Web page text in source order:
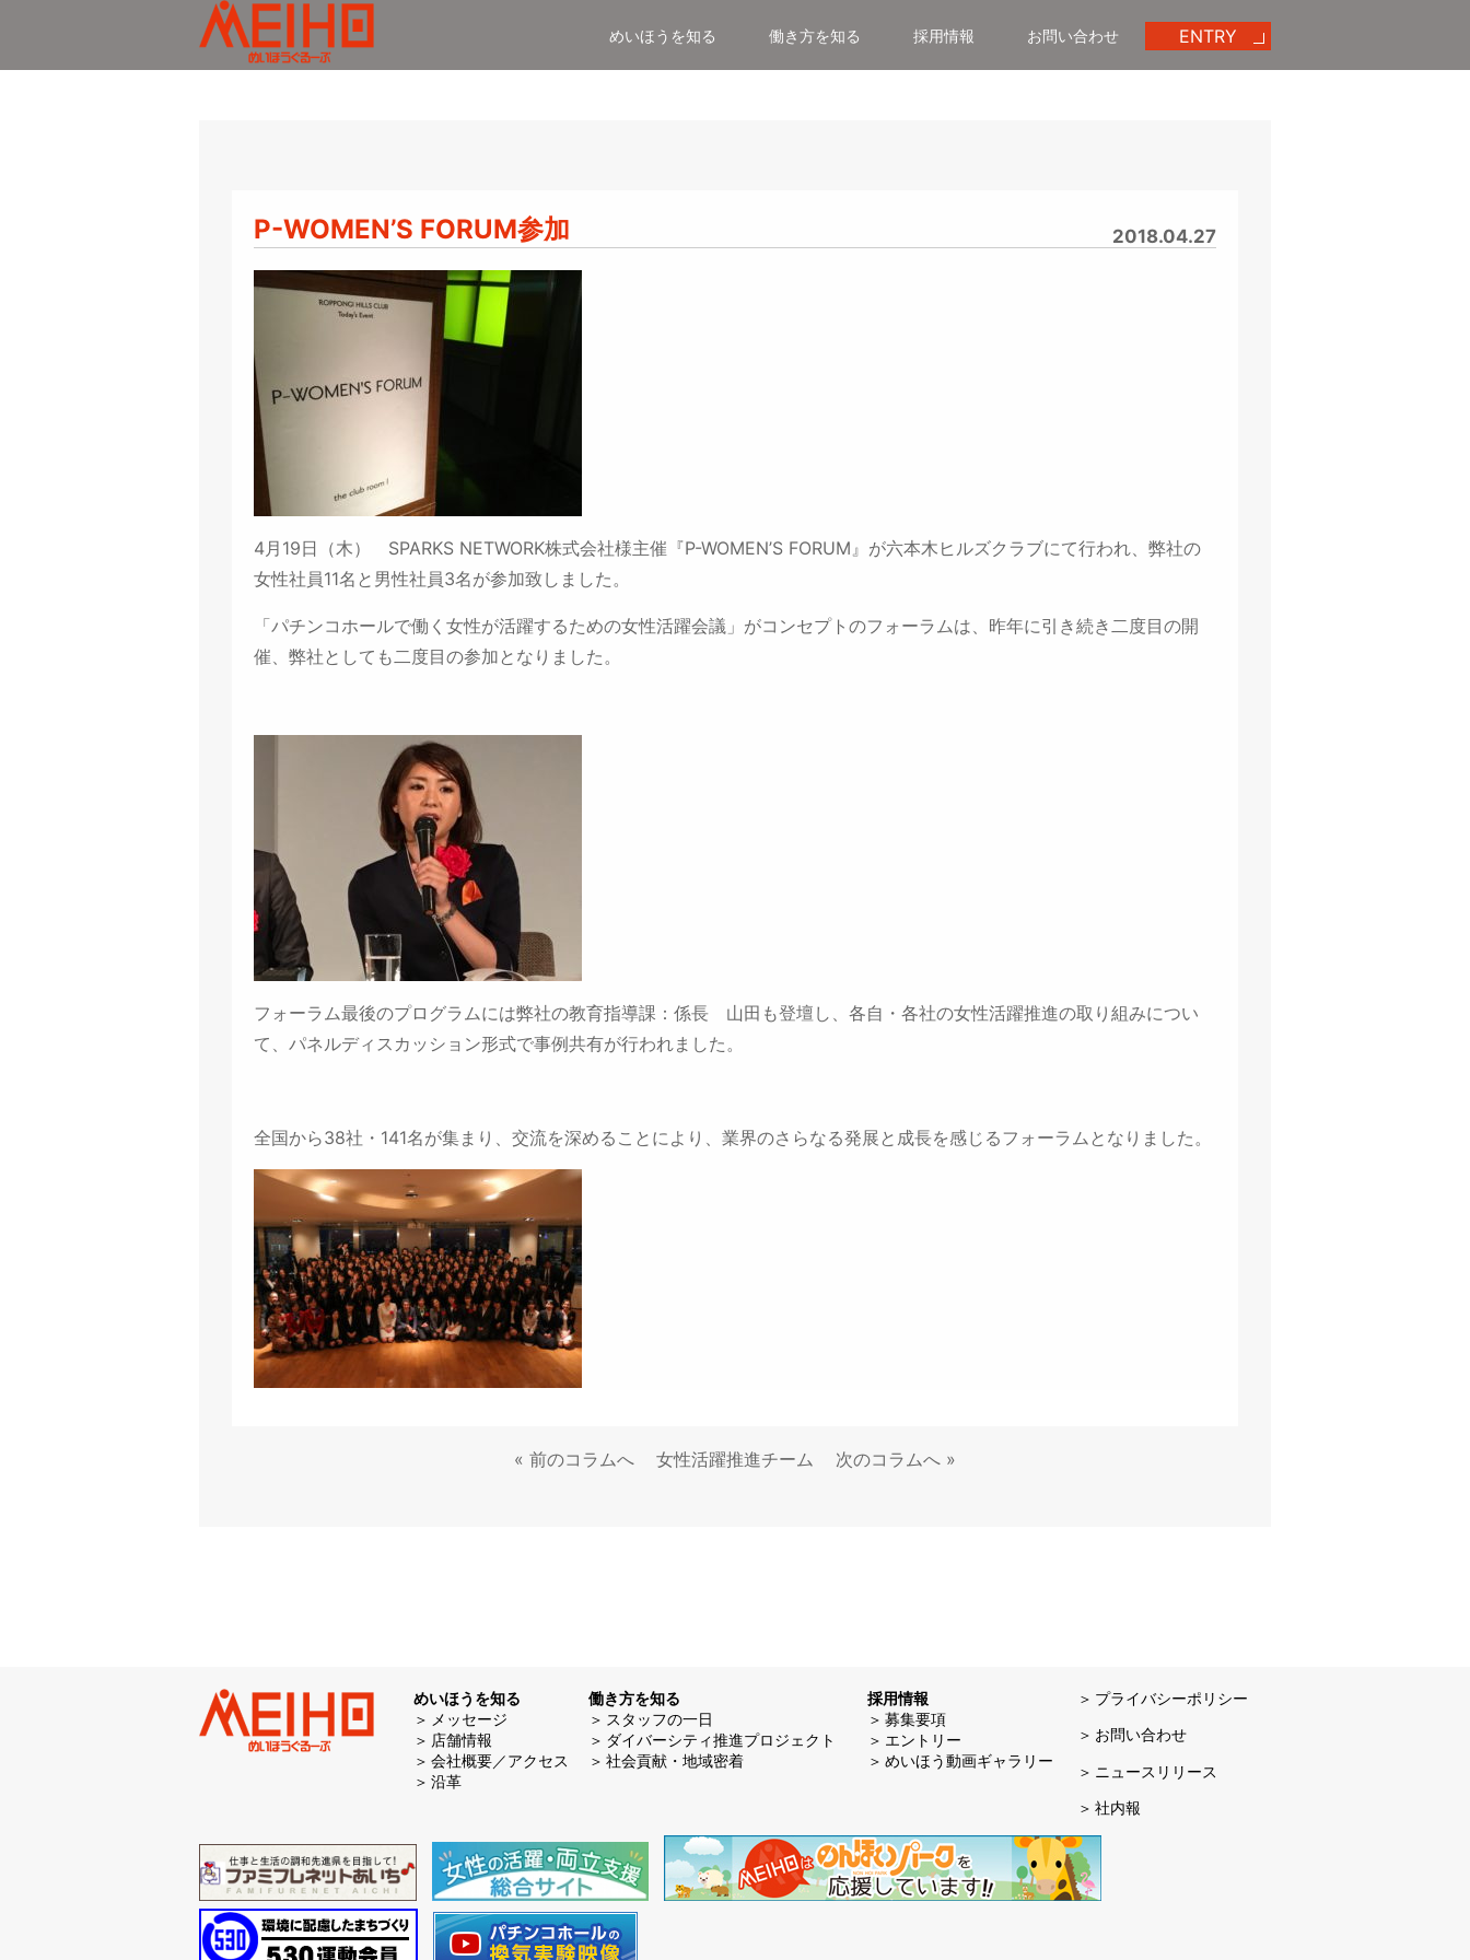
ENTRY
めいほうを知る 働き方を知る 採用情報 お問い合わせ
2018.04.27
P-WOMEN’S FORUM参加
4月19日（木） SPARKS NETWORK株式会社様主催『P-WOMEN’S FORUM』が六本木ヒルズクラブにて行われ、弊社の
女性社員11名と男性社員3名が参加致しました。
「パチンコホールで働く女性が活躍するための女性活躍会議」がコンセプトのフォーラムは、昨年に引き続き二度目の開
催、弊社としても二度目の参加となりました。
フォーラム最後のプログラムには弊社の教育指導課：係長 山田も登壇し、各自・各社の女性活躍推進の取り組みについ
て、パネルディスカッション形式で事例共有が行われました。
全国から38社・141名が集まり、交流を深めることにより、業界のさらなる発展と成長を感じるフォーラムとなりました。
« 前のコラムへ 女性活躍推進チーム 次のコラムへ »
めいほうを知る
メッセージ
店舗情報
会社概要／アクセス
沿革
働き方を知る
スタッフの一日
ダイバーシティ推進プロジェクト
社会貢献・地域密着
採用情報
募集要項
エントリー
めいほう動画ギャラリー
プライバシーポリシー
お問い合わせ
ニュースリリース
社内報